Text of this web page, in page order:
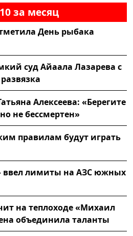
за месяц
День рыбака
суд Айаала Лазарева с
Алексеева: «Берегите
не бессмертен»
правилам будут играть
ввел лимиты на АЗС южных
на теплоходе «Михаил
объединила таланты